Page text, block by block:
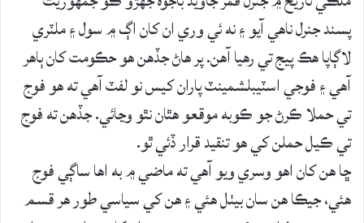
پسند جنرل ناهي آيو ۽ نه ئي وري ان کان اڳ ۾ سول ۽ ملٽري
لاڳاپا هڪ پيج تي رهيا آهن. پر هاڻ جڏهن هو حڪومت کان ٻاهر
آهي ۽ فوجي اسٽيبلشمينٽ پاران کيس نو لفٽ آهي ته هو فوج
تي حملا ڪرڻ جو ڪوبه موقعو هٿان نٿو وڃائي. جڏهن ته فوج
تي ڪيل حملن کي هو تنقيد قرار ڏئي ٿو.
ڇا هن کان اهو وسري ويو آهي ته ماضي ۾ به اها ساڳي فوج
هئي، جيڪا هن سان بيٺل هئي ۽ هن کي سياسي طور هر قسم